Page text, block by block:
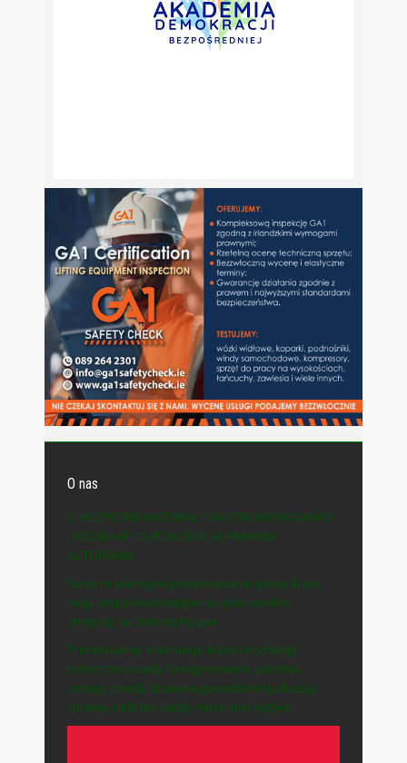
O nas
© WSZYSTKIE MATERIAŁY NA STRONIE WYDAWCY
„POLSKA-IE” CHRONIONE SĄ PRAWEM
AUTORSKIM.
Naszym celem jest prezentowanie spraw, które
mają bezpośredni wpływ na życie polskiej
emigracji na Zielonej Wyspie.
Prezentujemy informacje, które przybliżają
polityczne zasady funkcjonowania państwa,
opisują zasady działania gospodarki i pokazują
sprawy, na które każdy może mieć wpływ.